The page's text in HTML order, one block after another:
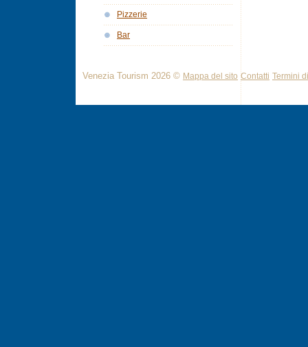
Pizzerie
Bar
Venezia Tourism 2026 © Mappa del sito Contatti Termini